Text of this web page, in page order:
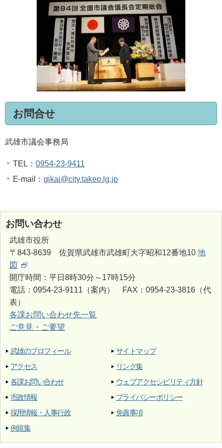
お問合せ
武雄市議会事務局
TEL： 0954-23-9411
E-mail： gikai@city.takeo.lg.jp
お問い合わせ
武雄市役所
〒843-8639 佐賀県武雄市武雄町大字昭和12番地10 地
図
開庁時間：平日8時30分～17時15分
電話：0954-23-9111（案内） FAX：0954-23-3816（代
表）
各課お問い合わせ先一覧
ご意見・ご要望
武雄のプロフィール
アクセス
各課お問い合わせ
市政情報
採用情報・人事行政
例規集
サイトマップ
リンク集
ウェブアクセシビリティ方針
プライバシーポリシー
免責事項